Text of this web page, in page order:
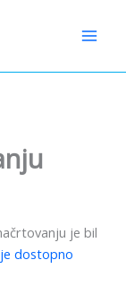
je bil
dostopno